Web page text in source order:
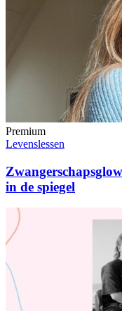
Premium
Levenslessen
in de spiegel